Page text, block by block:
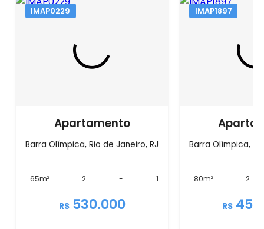
IMAP0229
Apartamento
Barra Olímpica, Rio de Janeiro, RJ
65m² 2 - 1
R$ 530.000
IMAP1897
Barra Olímpica,
80m² 2
R$